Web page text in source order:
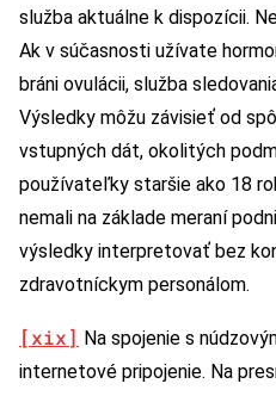
služba aktuálne k dispozícii.
Ak v súčasnosti užívate
bráni ovulácii, služba
Výsledky môžu závisieť od
vstupných dát, okolitých
používateľky staršie ako 18
nemali na základe meraní
výsledky interpretovať bez
zdravotníckym personálom.
[xix] Na spojenie s
internetové pripojenie. Na